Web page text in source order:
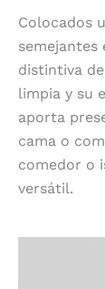
Colocados
distintiva
limpia y su
aporta
cama o
comedor o
versátil.